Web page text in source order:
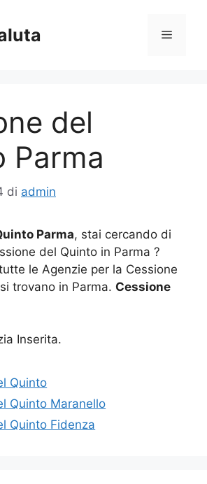
Menu
del
Parma
di admin
Parma, stai cercando di
del Quinto in Parma ?
le Agenzie per la Cessione
trovano in Parma. Cessione
Inserita.
Quinto
Quinto Maranello
Quinto Fidenza